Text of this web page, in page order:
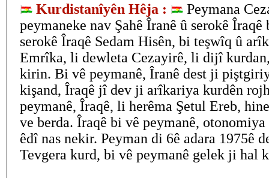
Kurdistanîyên Hêja :
Peymana
peymaneke nav Şahê Îranê û serokê Îraqê
serokê Îraqê Sedam Hisên, bi teşwîq û
Emrîka, li dewleta Cezayirê, li dijî
kirin. Bi vê peymanê, Îranê dest ji
kişand, Îraqê jî dev ji arîkariya kurdên
peymanê, Îraqê, li herêma Şetul Ereb,
ve berda. Îraqê bi vê peymanê,
êdî nas nekir. Peyman di 6ê adara 1975ê
Tevgera kurd, bi vê peymanê gelek ji hal